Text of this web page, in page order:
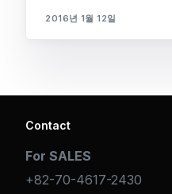
2016년 1월 12일
Contact
For SALES
+82-70-4617-2430
Support